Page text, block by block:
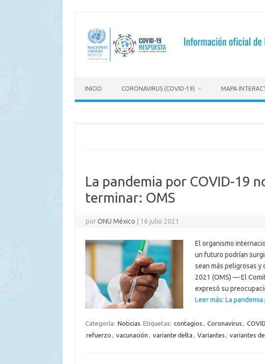
contenido
INICIO CORONAVIRUS (COVID-19) MAPA
La pandemia por COVID-19
terminar: OMS
porONU México 16 julio 2021
El organismo
un futuro podrían
sean más peligrosas y
2021 (OMS) — El
expresó su
Leer más: La
Categoría: Noticias Etiquetas: contagios , Coronavirus ,
refuerzo , vacunación , variante delta , Variantes , variantes